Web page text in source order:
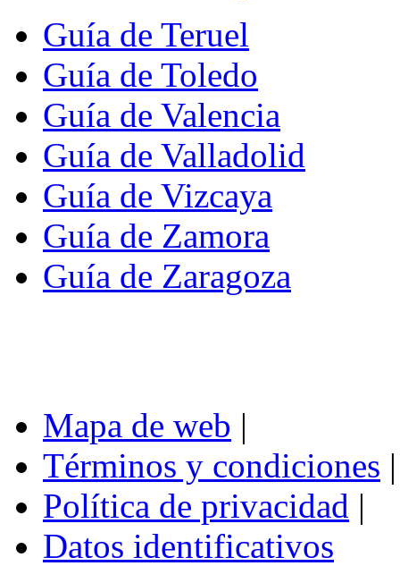
Guía de Teruel
Guía de Toledo
Guía de Valencia
Guía de Valladolid
Guía de Vizcaya
Guía de Zamora
Guía de Zaragoza
Mapa de web |
Términos y condiciones |
Política de privacidad |
Datos identificativos